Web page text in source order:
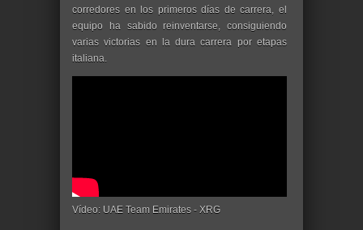
corredores en los primeros días de carrera, el
equipo ha sabido reinventarse, consiguiendo
varias victorias en la dura carrera por etapas
italiana.
Vídeo: UAE Team Emirates - XRG